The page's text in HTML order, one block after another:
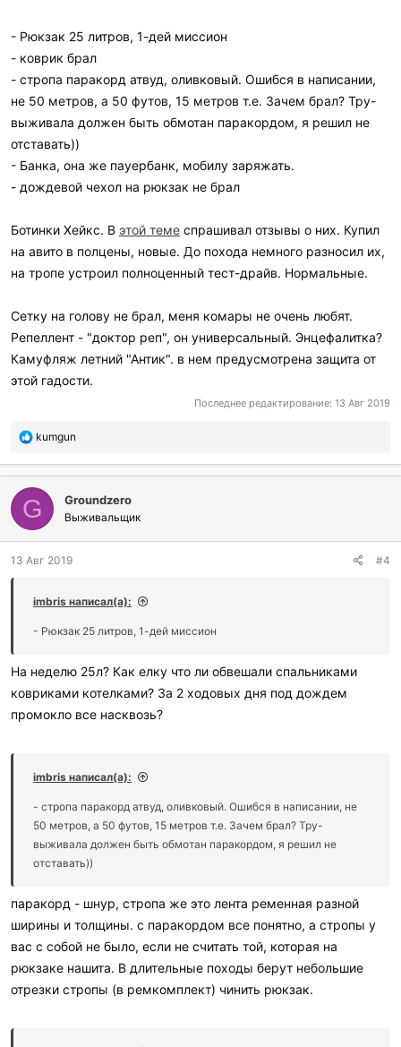
Энцефалитку, сетку на голову не брали? Репеллент только от
насекомых?
- Рюкзак 25 литров, 1-дей миссион
- коврик брал
- стропа паракорд атвуд, оливковый. Ошибся в написании,
не 50 метров, а 50 футов, 15 метров т.е. Зачем брал? Тру-
выживала должен быть обмотан паракордом, я решил не
отставать))
- Банка, она же пауербанк, мобилу заряжать.
- дождевой чехол на рюкзак не брал
Ботинки Хейкс. В этой теме спрашивал отзывы о них. Купил
на авито в полцены, новые. До похода немного разносил их,
на тропе устроил полноценный тест-драйв. Нормальные.
Сетку на голову не брал, меня комары не очень любят.
Репеллент - "доктор реп", он универсальный. Энцефалитка?
Камуфляж летний "Антик". в нем предусмотрена защита от
этой гадости.
Последнее редактирование: 13 Авг 2019
П
б
л
а
г
о
а
и
и
kumgun
G Groundzero
Выживальщик
13 Авг 2019 #4
imbris написал(а):
- Рюкзак 25 литров, 1-дей миссион
На неделю 25л? Как елку что ли обвешали спальниками
ковриками котелками? За 2 ходовых дня под дождем
промокло все насквозь?
imbris написал(а):
- стропа паракорд атвуд, оливковый. Ошибся в написании, не
50 метров, а 50 футов, 15 метров т.е. Зачем брал? Тру-
выживала должен быть обмотан паракордом, я решил не
отставать))
паракорд - шнур, стропа же это лента ременная разной
ширины и толщины. с паракордом все понятно, а стропы у
вас с собой не было, если не считать той, которая на
рюкзаке нашита. В длительные походы берут небольшие
отрезки стропы (в ремкомплект) чинить рюкзак.